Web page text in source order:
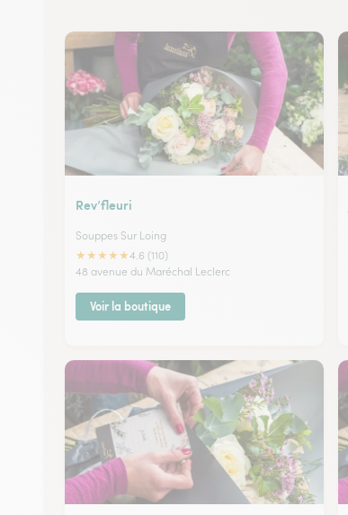
Rev’fleuri
Souppes Sur Loing
★★★★★4.6 (110)
48 avenue du Maréchal Leclerc
Voir la boutique